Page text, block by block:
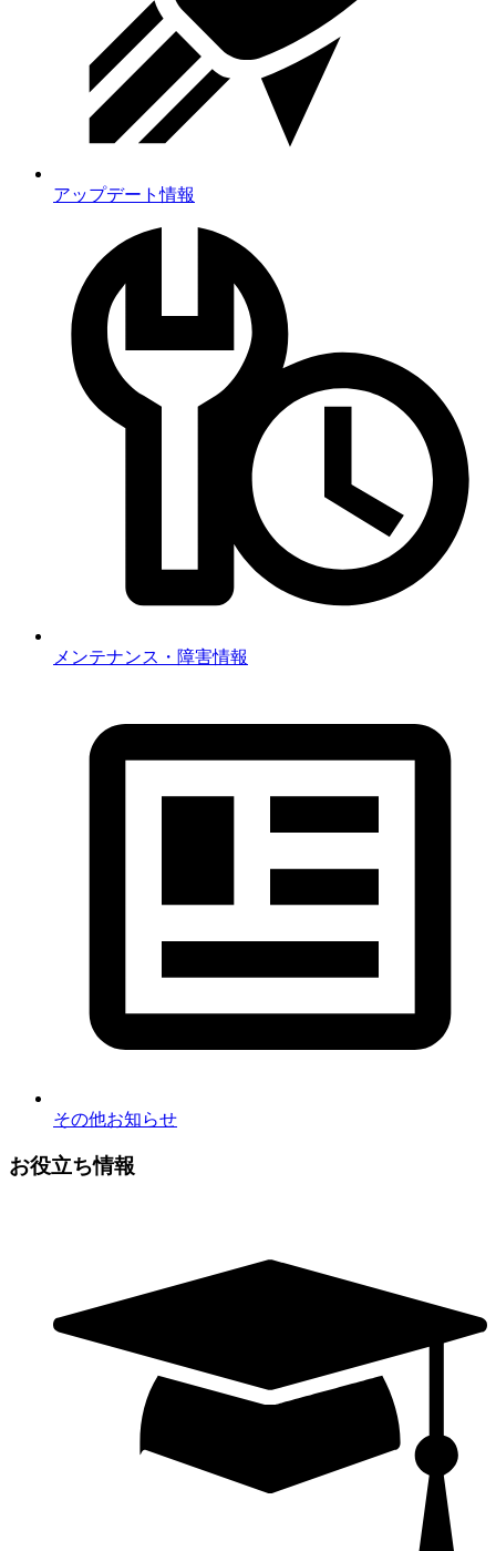
アップデート情報
メンテナンス・障害情報
その他お知らせ
お役立ち情報